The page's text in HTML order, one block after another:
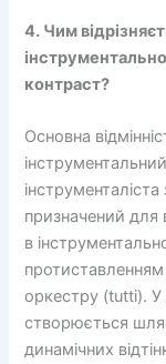
4. Чим
контраст?
Основна
призначений для
в
оркестру (tutti). У
створюється
динамічних